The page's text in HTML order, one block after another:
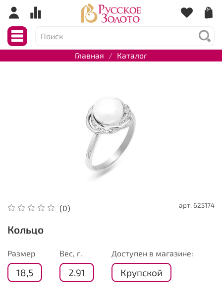
Главная Каталог
(0) арт. 625174
Кольцо
Размер
18,5
Вес, г.
2.91
Доступен в магазине:
Крупской